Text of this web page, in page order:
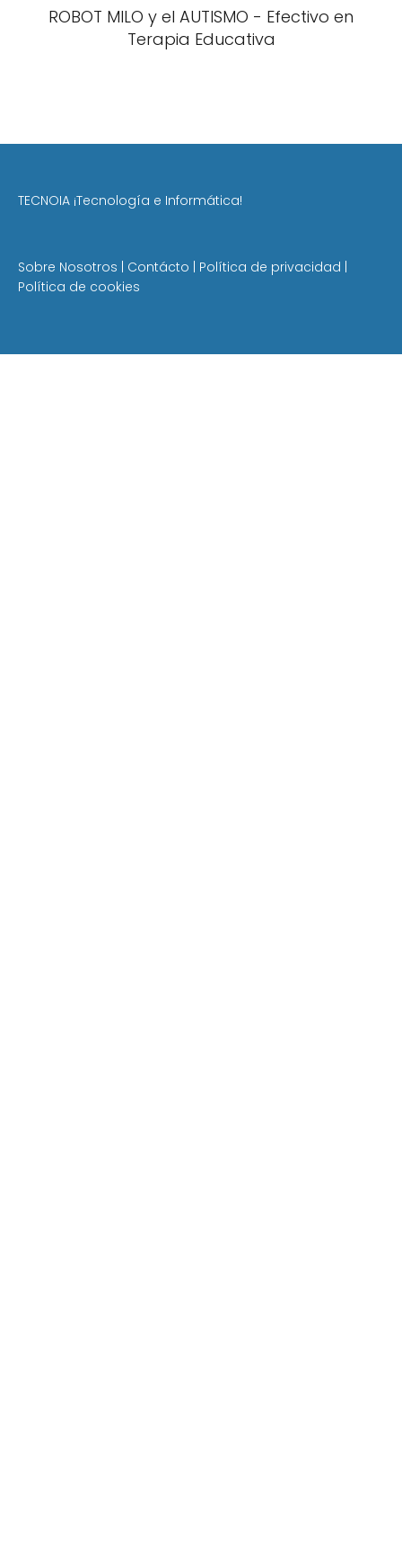
ROBOT MILO y el AUTISMO - Efectivo en
Terapia Educativa
TECNOIA ¡Tecnología e Informática!
Sobre Nosotros | Contácto | Política de privacidad |
Política de cookies